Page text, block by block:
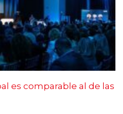
es comparable al de las